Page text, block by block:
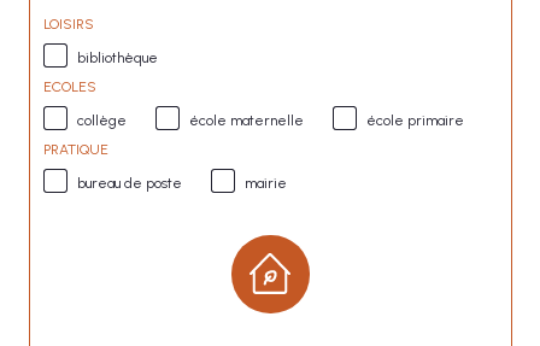
LOISIRS
bibliothèque
ECOLES
collège
école maternelle
école primaire
PRATIQUE
bureau de poste
mairie